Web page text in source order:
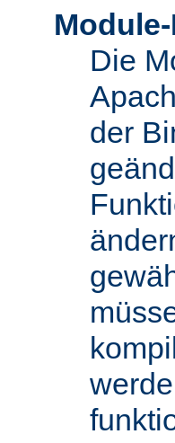
Die
der